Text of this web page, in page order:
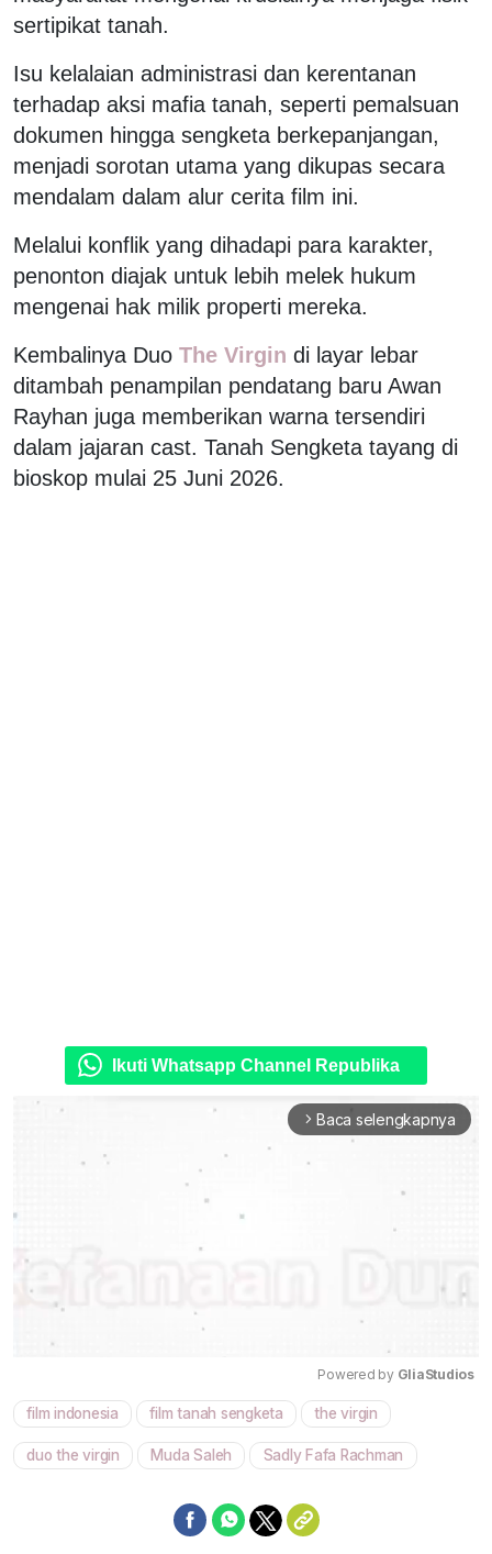
sertipikat tanah.
Isu kelalaian administrasi dan kerentanan
terhadap aksi mafia tanah, seperti pemalsuan
dokumen hingga sengketa berkepanjangan,
menjadi sorotan utama yang dikupas secara
mendalam dalam alur cerita film ini.
Melalui konflik yang dihadapi para karakter,
penonton diajak untuk lebih melek hukum
mengenai hak milik properti mereka.
Kembalinya Duo The Virgin di layar lebar
ditambah penampilan pendatang baru Awan
Rayhan juga memberikan warna tersendiri
dalam jajaran cast. Tanah Sengketa tayang di
bioskop mulai 25 Juni 2026.
Ikuti Whatsapp Channel Republika
arrow_forward_ios Baca selengkapnya
Powered by GliaStudios
film indonesia film tanah sengketa the virgin
duo the virgin Muda Saleh Sadly Fafa Rachman